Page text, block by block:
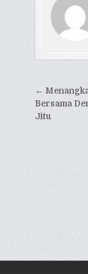
pos
←
Bersama
Jitu